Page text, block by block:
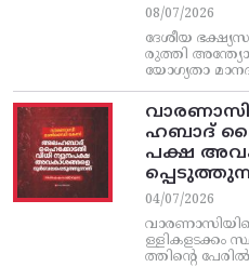
08/07/2026
ദേശീയ
രുത്തി
യോഗ്യതാ
ഹബാദ്
പക്ഷ
04/07/2026
ള്ളികളടക്കം
ത്തിന്റെ